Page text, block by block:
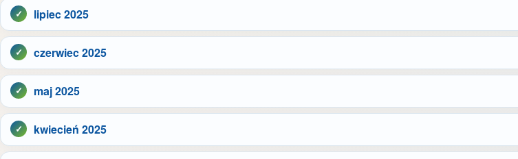
lipiec 2025
czerwiec 2025
maj 2025
kwiecień 2025